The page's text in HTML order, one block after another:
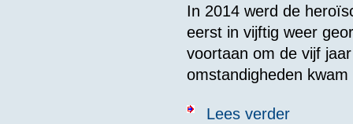
In 2014 werd de
eerst in vijftig weer
voortaan om de vijf
omstandigheden
Lees verderover Familie